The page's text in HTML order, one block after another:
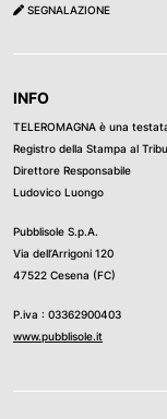
SEGNALAZIONE
INFO
TELEROMAGNA è una
Registro della Stampa al
Direttore Responsabile
Ludovico Luongo
Pubblisole S.p.A.
Via dell’Arrigoni 120
47522 Cesena (FC)
P.iva : 03362900403
www.pubblisole.it